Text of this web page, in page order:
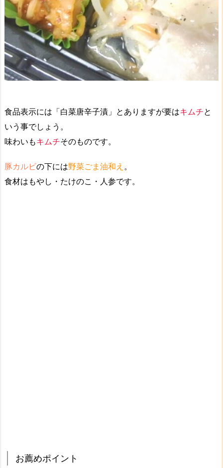
食品表示には「白菜唐辛子漬」とありますが要はキムチと
いう事でしょう。
味わいもキムチそのものです。
豚カルビの下には野菜ごま油和え 。
食材はもやし・たけのこ・人参です。
お薦めポイント